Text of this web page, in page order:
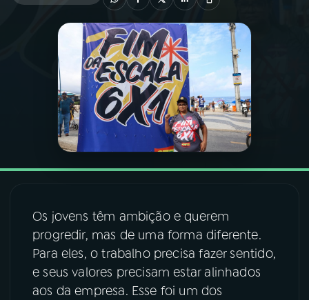
PROGRAMAS
PODCASTS
VIDEOCASTS
ACOMPANHE A RÁDIO NACIONAL
YouTube Facebook
Os jovens têm ambição e querem
progredir, mas de uma forma diferente.
Para eles, o trabalho precisa fazer sentido,
e seus valores precisam estar alinhados
aos da empresa. Esse foi um dos